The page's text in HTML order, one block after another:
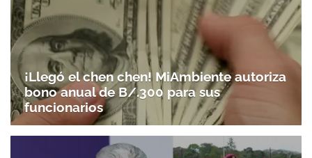
¡Llegó el chen chen! MiAmbiente autoriza
bono anual de B/.300 para sus
funcionarios